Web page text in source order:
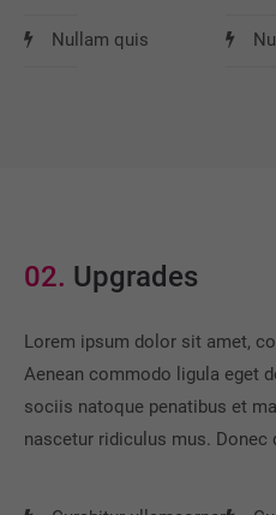
Nullam quis
02. Upgrades
Lorem ipsum dolor sit amet,
Aenean commodo ligula eget
sociis natoque penatibus et
nascetur ridiculus mus.